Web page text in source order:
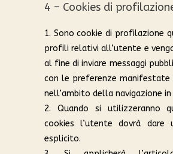
4 – Cookies di
1. Sono cookie di profilazione
profili relativi all’utente e
al fine di inviare messaggi
con le preferenze manifestate
nell’ambito della navigazione
2. Quando si utilizzeranno
cookies l’utente dovrà dare
esplicito.